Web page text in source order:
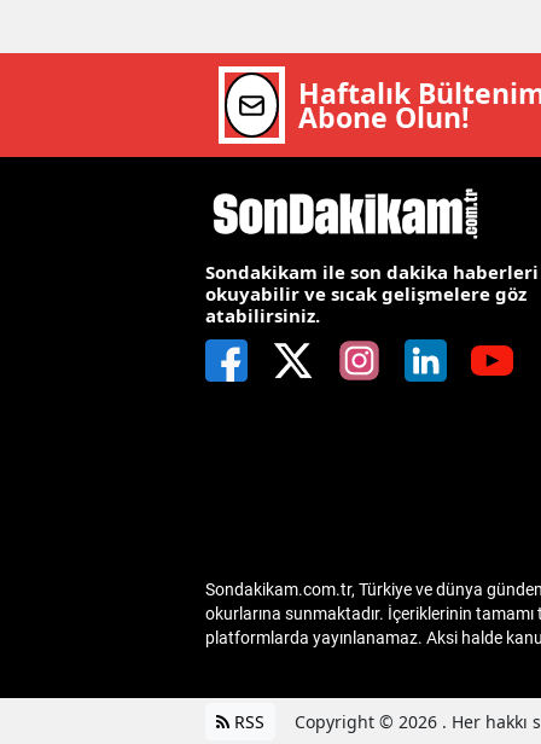
Haftalık
Abone Olun!
Sondakikam ile son dakika haberleri
okuyabilir ve sıcak gelişmelere göz
atabilirsiniz.
Sondakikam.com.tr, Türkiye ve dünya
okurlarına sunmaktadır. İçeriklerinin
platformlarda yayınlanamaz. Aksi halde
RSS Copyright © 2026 . Her hakkı